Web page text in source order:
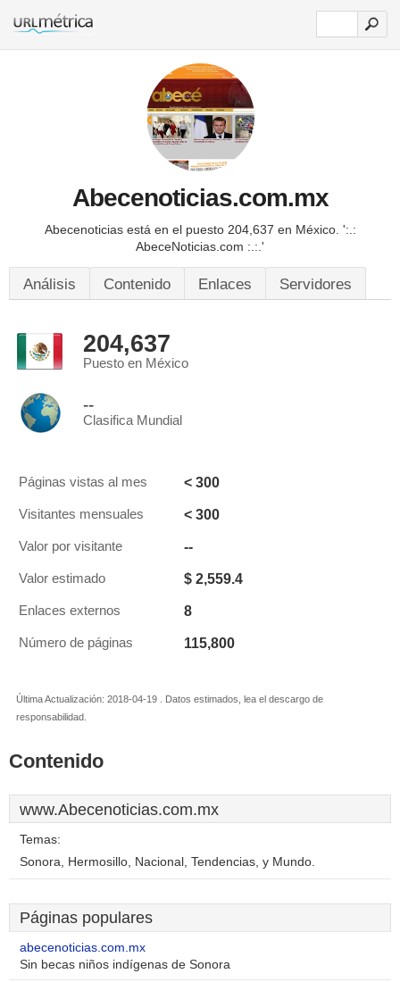
Abecenoticias.com.mx
Abecenoticias está en el puesto 204,637 en México. ':.:
AbeceNoticias.com :.:.'
Análisis Contenido Enlaces Servidores
204,637
Puesto en México
--
Clasifica Mundial
Páginas vistas al mes < 300
Visitantes mensuales < 300
Valor por visitante --
Valor estimado $ 2,559.4
Enlaces externos 8
Número de páginas 115,800
Última Actualización: 2018-04-19 . Datos estimados, lea el descargo de
responsabilidad.
Contenido
www.Abecenoticias.com.mx
Temas:
Sonora, Hermosillo, Nacional, Tendencias, y Mundo.
Páginas populares
abecenoticias.com.mx
Sin becas niños indígenas de Sonora